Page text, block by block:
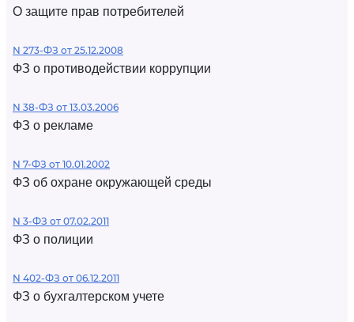
О защите прав потребителей
N 273-ФЗ от 25.12.2008
ФЗ о противодействии коррупции
N 38-ФЗ от 13.03.2006
ФЗ о рекламе
N 7-ФЗ от 10.01.2002
ФЗ об охране окружающей среды
N 3-ФЗ от 07.02.2011
ФЗ о полиции
N 402-ФЗ от 06.12.2011
ФЗ о бухгалтерском учете